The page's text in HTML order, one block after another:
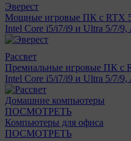
Эверест
Мощные игровые ПК с RTX
Intel Core i5/i7/i9 и Ultra 5/7/
Рассвет
Премиальные игровые ПК с
Intel Core i5/i7/i9 и Ultra 5/7/
Домашние компьютеры
ПОСМОТРЕТЬ
Компьютеры для офиса
ПОСМОТРЕТЬ